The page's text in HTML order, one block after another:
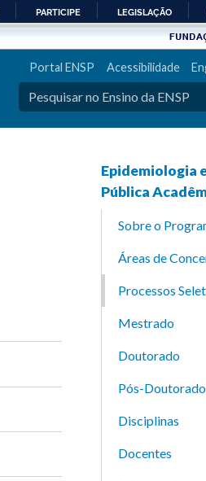
PARTICIPE LEGISLAÇÃO
Portal ENSP Acessibilidade
Epidemiologia
Pública
Sobre o
Áreas de
Processos
Mestrado
Doutorado
Pós-Doutorado
Disciplinas
Docentes